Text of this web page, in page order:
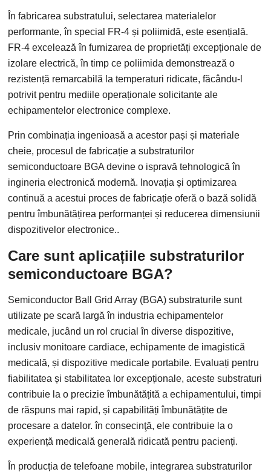
În fabricarea substratului, selectarea materialelor
performante, în special FR-4 și poliimidă, este esențială.
FR-4 excelează în furnizarea de proprietăți excepționale de
izolare electrică, în timp ce poliimida demonstrează o
rezistență remarcabilă la temperaturi ridicate, făcându-l
potrivit pentru mediile operaționale solicitante ale
echipamentelor electronice complexe.
Prin combinația ingenioasă a acestor pași și materiale
cheie, procesul de fabricație a substraturilor
semiconductoare BGA devine o ispravă tehnologică în
ingineria electronică modernă. Inovația și optimizarea
continuă a acestui proces de fabricație oferă o bază solidă
pentru îmbunătățirea performanței și reducerea dimensiunii
dispozitivelor electronice..
Care sunt aplicațiile substraturilor
semiconductoare BGA?
Semiconductor Ball Grid Array (BGA) substraturile sunt
utilizate pe scară largă în industria echipamentelor
medicale, jucând un rol crucial în diverse dispozitive,
inclusiv monitoare cardiace, echipamente de imagistică
medicală, și dispozitive medicale portabile. Evaluați pentru
fiabilitatea și stabilitatea lor excepționale, aceste substraturi
contribuie la o precizie îmbunătățită a echipamentului, timpi
de răspuns mai rapid, și capabilități îmbunătățite de
procesare a datelor. în consecinţă, ele contribuie la o
experiență medicală generală ridicată pentru pacienți.
În producția de telefoane mobile, integrarea substraturilor